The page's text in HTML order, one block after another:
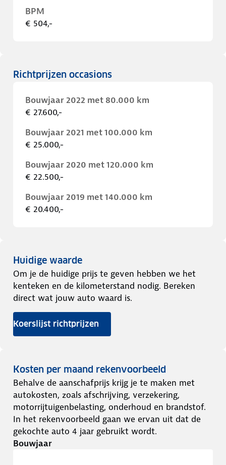
BPM
€ 504,-
Richtprijzen occasions
Bouwjaar 2022 met 80.000 km
€ 27.600,-
Bouwjaar 2021 met 100.000 km
€ 25.000,-
Bouwjaar 2020 met 120.000 km
€ 22.500,-
Bouwjaar 2019 met 140.000 km
€ 20.400,-
Huidige waarde
Om je de huidige prijs te geven hebben we het
kenteken en de kilometerstand nodig. Bereken
direct wat jouw auto waard is.
Koerslijst richtprijzen
Kosten per maand rekenvoorbeeld
Behalve de aanschafprijs krijg je te maken met
autokosten, zoals afschrijving, verzekering,
motorrijtuigenbelasting, onderhoud en brandstof.
In het rekenvoorbeeld gaan we ervan uit dat de
gekochte auto 4 jaar gebruikt wordt.
Bouwjaar